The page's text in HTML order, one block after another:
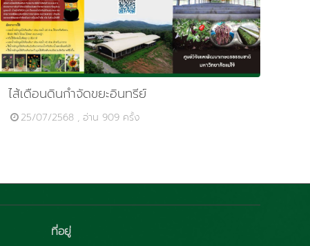
ไส้เดือนดินกำจัดขยะอินทรีย์
25/07/2568 , อ่าน 909 ครั้ง
ที่อยู่